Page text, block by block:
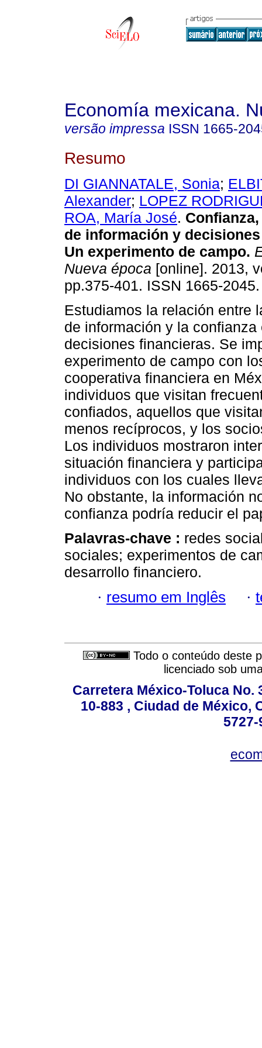
Economía mexicana.
versão impressa ISSN 1665-
Resumo
DI GIANNATALE, Sonia;
Alexander; LOPEZ
ROA, María José.
de información y
Un experimento de campo.
Nueva época [online]. 2013,
pp.375-401. ISSN 1665-2045.
Estudiamos la relación entre
de información y la confianza
decisiones financieras. Se
experimento de campo con
cooperativa financiera en
individuos que visitan
confiados, aquellos que
menos recíprocos, y los
Los individuos mostraron
situación financiera y
individuos con los cuales
No obstante, la información
confianza podría reducir el
Palavras-chave : redes
sociales; experimentos de
desarrollo financiero.
· resumo em Inglês ·
Todo o conteúdo deste
licenciado sob
Carretera México-Toluca No.
10-883 , Ciudad de México,
5727-